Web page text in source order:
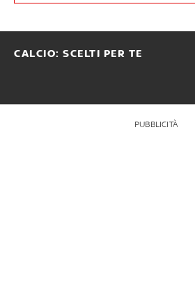
CALCIO: SCELTI PER TE
PUBBLICITÀ